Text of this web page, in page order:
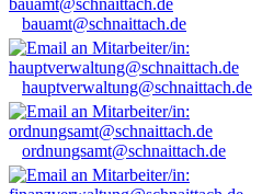
bauamt@schnaittach.de
hauptverwaltung@schnaittach.de
ordnungsamt@schnaittach.de